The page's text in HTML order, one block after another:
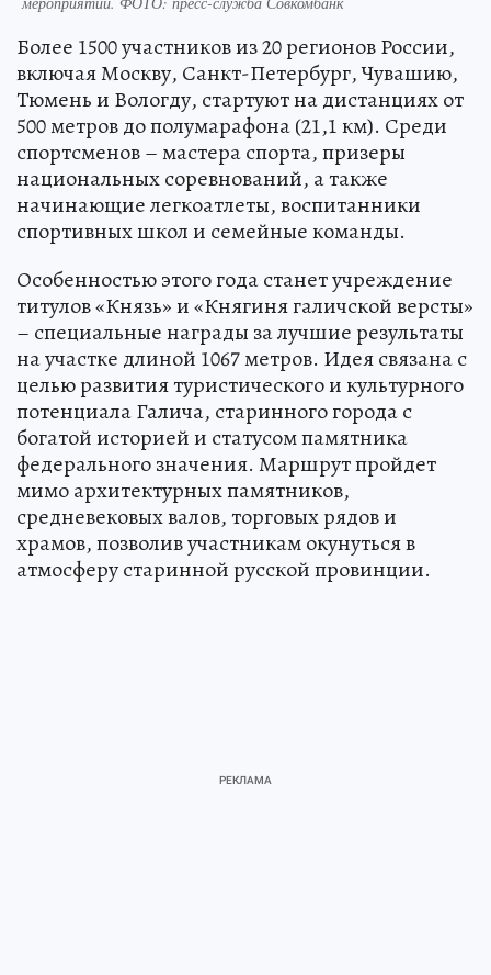
Более 1500 участников из 20 регионов России,
включая Москву, Санкт-Петербург, Чувашию,
Тюмень и Вологду, стартуют на дистанциях от
500 метров до полумарафона (21,1 км). Среди
спортсменов – мастера спорта, призеры
национальных соревнований, а также
начинающие легкоатлеты, воспитанники
спортивных школ и семейные команды.
Особенностью этого года станет учреждение
титулов «Князь» и «Княгиня галичской версты»
– специальные награды за лучшие результаты
на участке длиной 1067 метров. Идея связана с
целью развития туристического и культурного
потенциала Галича, старинного города с
богатой историей и статусом памятника
федерального значения. Маршрут пройдет
мимо архитектурных памятников,
средневековых валов, торговых рядов и
храмов, позволив участникам окунуться в
атмосферу старинной русской провинции.